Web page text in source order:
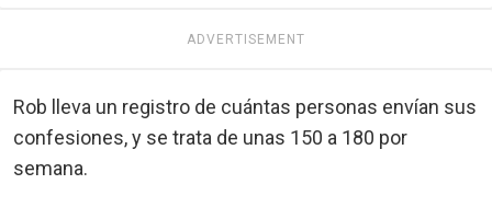
ADVERTISEMENT
Rob lleva un registro de cuántas personas envían sus
confesiones, y se trata de unas 150 a 180 por
semana.